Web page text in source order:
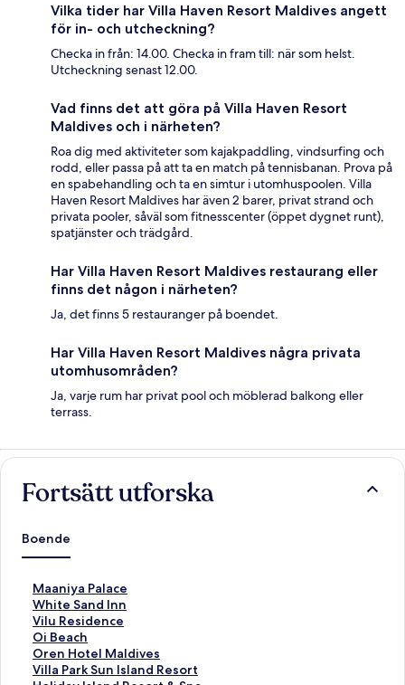
Vilka tider har Villa Haven Resort Maldives angett
för in- och utcheckning?
Checka in från: 14.00. Checka in fram till: när som helst.
Utcheckning senast 12.00.
Vad finns det att göra på Villa Haven Resort
Maldives och i närheten?
Roa dig med aktiviteter som kajakpaddling, vindsurfing och
rodd, eller passa på att ta en match på tennisbanan. Prova på
en spabehandling och ta en simtur i utomhuspoolen. Villa
Haven Resort Maldives har även 2 barer, privat strand och
privata pooler, såväl som fitnesscenter (öppet dygnet runt),
spatjänster och trädgård.
Har Villa Haven Resort Maldives restaurang eller
finns det någon i närheten?
Ja, det finns 5 restauranger på boendet.
Har Villa Haven Resort Maldives några privata
utomhusområden?
Ja, varje rum har privat pool och möblerad balkong eller
terrass.
Fortsätt utforska
Boende
Maaniya Palace
L
ä
n
k
t
i
White Sand Inn
L
ä
n
k
t
Vilu Residence
L
ä
n
k
Oi Beach
L
ä
n
Oren Hotel Maldives
L
ä
Villa Park Sun Island Resort
L